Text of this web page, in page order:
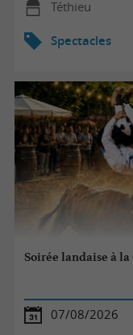
Téthieu
Spectacles
Soirée landaise à
07/08/2026